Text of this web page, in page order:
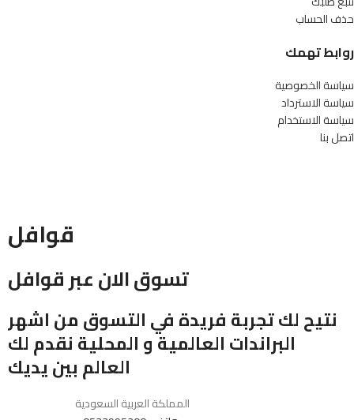
حذف الحساب
روابط تهمك
سياسة الخصوصية
سياسة الاسترداد
سياسة الاستخدام
اتصل بنا
قوافل
تسوق الان عبر قوافل
نتيح لك تجربة فريدة في التسوق من اشهر
البراندات العالمية و المحلية نقدم لك
العالم بين يديك
المملكة العربية السعودية